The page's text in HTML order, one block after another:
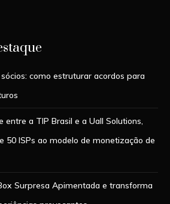
como estruturar acordos para
entre a TIP Brasil e a Uall Solutions,
50 ISPs ao modelo de monetização de
Surpresa Apimentada e transforma